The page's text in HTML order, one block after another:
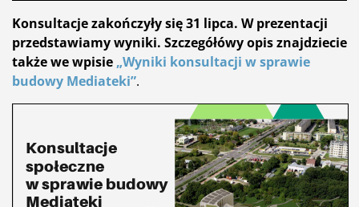
Konsultacje zakończyły się 31 lipca. W prezentacji
przedstawiamy wyniki. Szczegółówy opis znajdziecie
także we wpisie „Wyniki konsultacji w sprawie
budowy Mediateki”.